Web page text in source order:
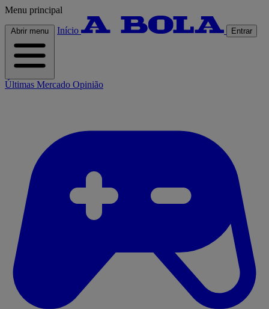
Menu principal
Abrir menu Início Entrar
Últimas Mercado Opinião